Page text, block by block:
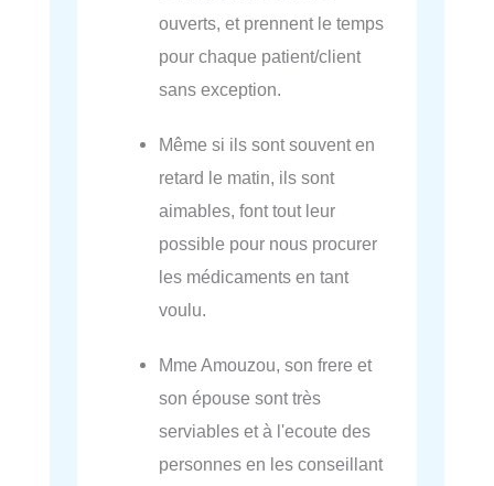
ouverts, et prennent le temps
pour chaque patient/client
sans exception.
Même si ils sont souvent en
retard le matin, ils sont
aimables, font tout leur
possible pour nous procurer
les médicaments en tant
voulu.
Mme Amouzou, son frere et
son épouse sont très
serviables et à l'ecoute des
personnes en les conseillant